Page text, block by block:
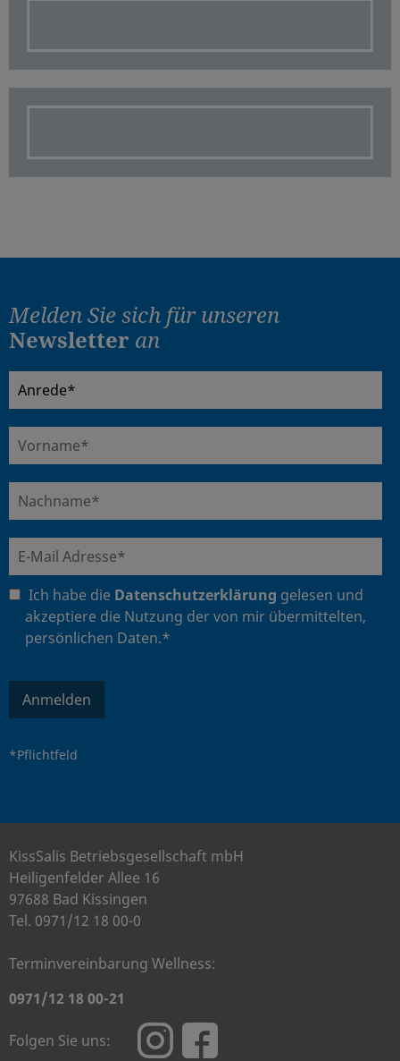
Melden Sie sich fürunseren
Newsletter an
Ich habe die Datenschutzerklärung gelesen und
akzeptiere die Nutzung der von mir übermittelten,
persönlichen Daten.*
Anmelden
*Pflichtfeld
KissSalis Betriebsgesellschaft mbH
Heiligenfelder Allee 16
97688 Bad Kissingen
Tel. 0971/12 18 00-0
Terminvereinbarung Wellness:
0971/12 18 00-21
Folgen Sie uns: